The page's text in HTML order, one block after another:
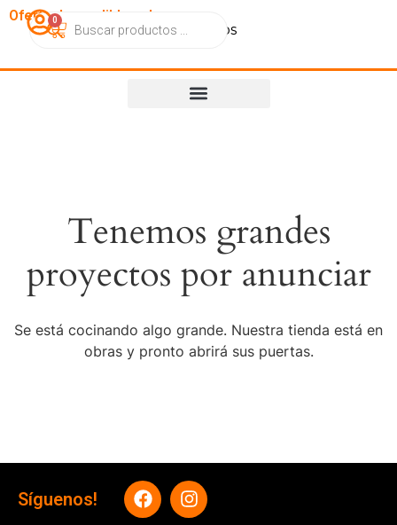
OfertasImperdibles.cl
CatálogoContactoNosotros
0
Tenemos grandes
proyectos por anunciar
Se está cocinando algo grande. Nuestra tienda está en
obras y pronto abrirá sus puertas.
Síguenos!